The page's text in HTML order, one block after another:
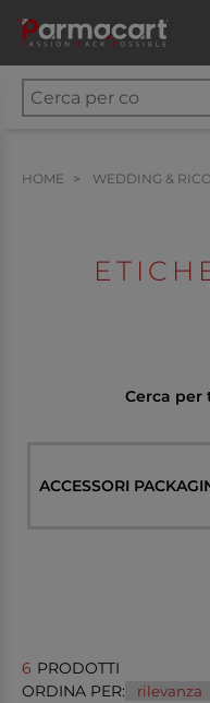
HOME WEDDING &
Cerca per
ACCESSORI
6 PRODOTTI
ORDINA PER: